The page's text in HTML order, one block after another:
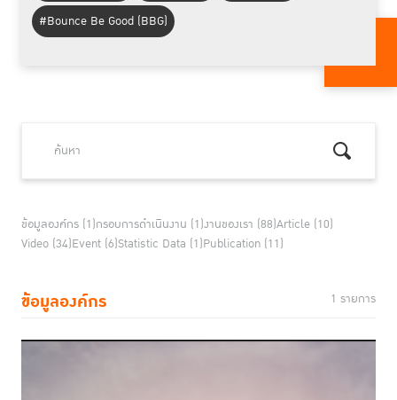
#Bounce Be Good (BBG)
ข้อมูลองค์กร (1)กรอบการดำเนินงาน (1)งานของเรา (88)Article (10)
Video (34)Event (6)Statistic Data (1)Publication (11)
ข้อมูลองค์กร 1 รายการ